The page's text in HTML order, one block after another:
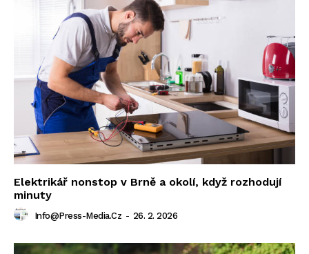
Elektrikář nonstop v Brně a okolí, když rozhodují
minuty
Info@press-Media.cz - 26. 2. 2026